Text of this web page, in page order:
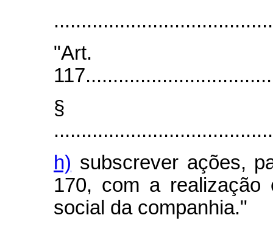
"Art.
§
h) subscrever ações,
170, com a realização
social da companhia."